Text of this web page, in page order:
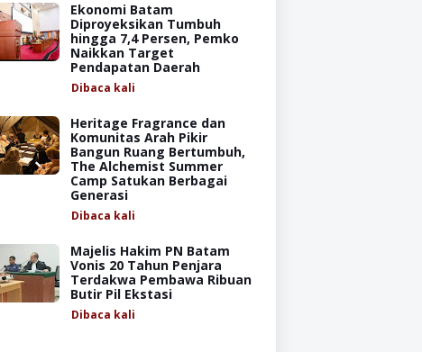
Ekonomi Batam
Diproyeksikan Tumbuh
hingga 7,4 Persen, Pemko
Naikkan Target
Pendapatan Daerah
Dibaca kali
Heritage Fragrance dan
Komunitas Arah Pikir
Bangun Ruang Bertumbuh,
The Alchemist Summer
Camp Satukan Berbagai
Generasi
Dibaca kali
Majelis Hakim PN Batam
Vonis 20 Tahun Penjara
Terdakwa Pembawa Ribuan
Butir Pil Ekstasi
Dibaca kali